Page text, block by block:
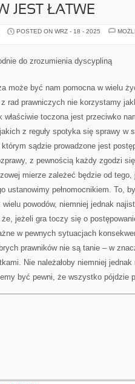
JEST ŁATWE
POSTED ON WRZ - 18 - 2025
do zrozumienia dyscypliną
może być nam pomocna w wielu
rad prawniczych nie korzystamy
toczona jest przeciwko
z reguły spotyka się sprawy w
sądzie prowadzone jest
z pewnością każdy zgodzi
mierze zależeć będzie od
ustanowimy pełnomocnikiem. To,
powodów, niemniej jednak
jeżeli gra toczy się o
w pewnych sytuacjach
prawników nie są tanie – w
Nie należałoby niemniej
być pewni, że wszystko pójdzie